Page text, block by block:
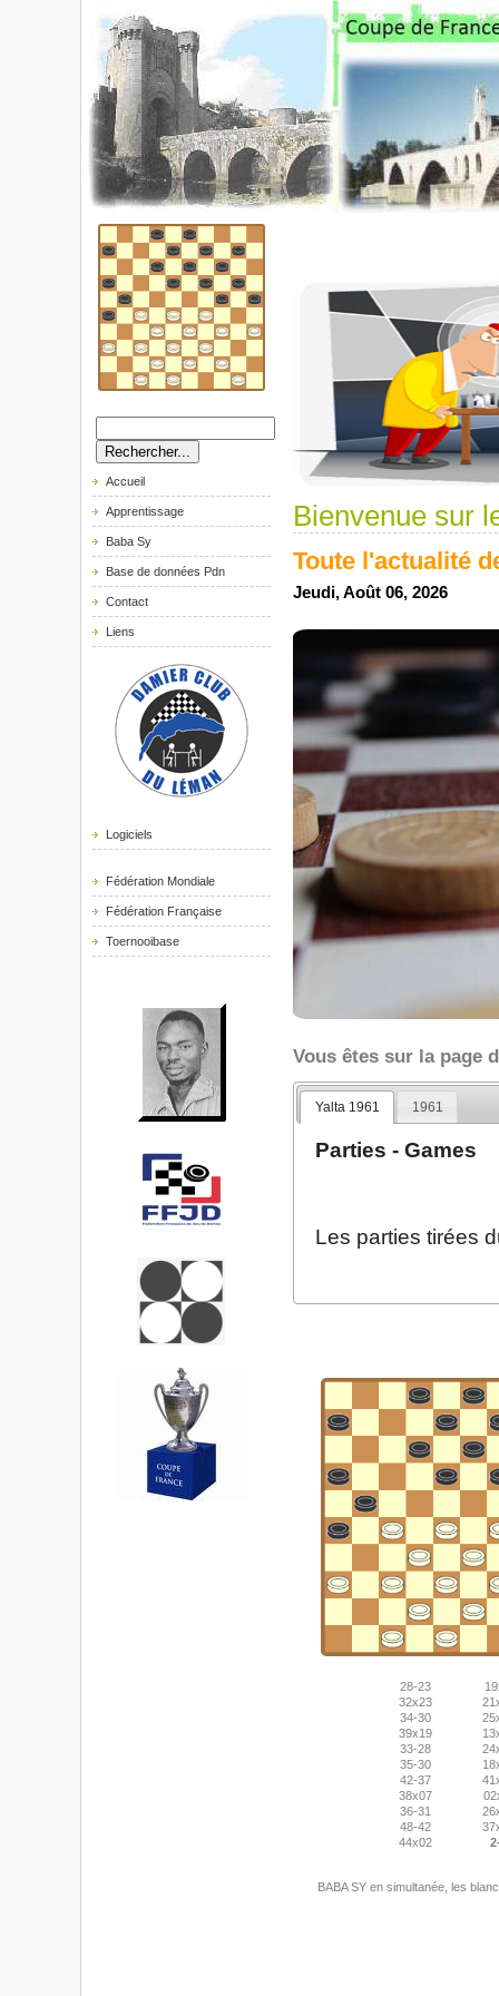
Accueil
Apprentissage
Baba Sy
Base de données Pdn
Contact
Liens
Logiciels
Fédération Mondiale
Fédération Française
Toernooibase
Bienvenue sur
Toute l'actualité
Jeudi, Août 06, 2026
Vous êtes sur la page
Yalta 1961 1961
Parties - Games
Les parties tirées
28-23
32x23
34-30
39x19
33-28
35-30
42-37
38x07
36-31
48-42
44x02
BABA SY en simultanée, les